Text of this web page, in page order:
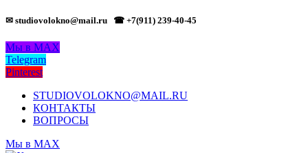
✉ studiovolokno@mail.ru ☎ +7(911) 239-40-45
Мы в MAX
Telegram
Pinterest
STUDIOVOLOKNO@MAIL.RU
КОНТАКТЫ
ВОПРОСЫ
Мы в MAX